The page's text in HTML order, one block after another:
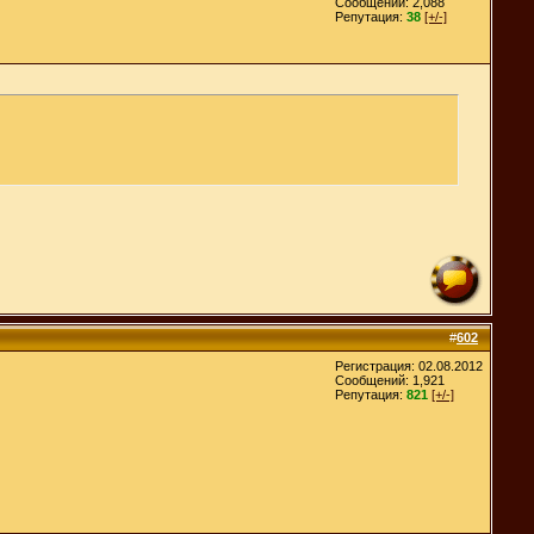
Репутация: 38 [+/-]
#602
Регистрация: 02.08.2012
Сообщений: 1,921
Репутация: 821 [+/-]